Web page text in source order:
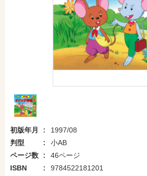
初版年月
1997/08
判型
小AB
ページ数
46ページ
ISBN
9784522181201